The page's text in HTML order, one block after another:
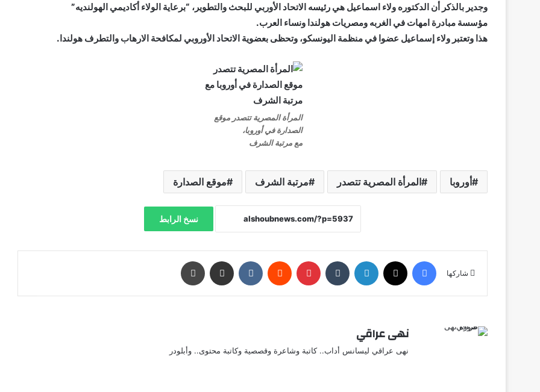
وجدير بالذكر أن الدكتوره ولاء اسماعيل هي رئيسه الاتحاد الأوربي للبحث والتطوير، “برعاية الولاء أكاديمي الهولنديه”
مؤسسة مبادرة امهات في الغربه ومصريات هولندا ونساء العرب.
هذا وتعتبر ولاء إسماعيل عضوا في منظمة اليونسكو، وتحظى بعضوية الاتحاد الأوروبي لمكافحة الارهاب والتطرف هولندا.
المرأة المصرية تتصدر موقع
الصدارة في أوروبا،
مع مرتبة الشرف
أوروبا المرأة المصرية تتصدر مرتبة الشرف موقع الصدارة
نسخ الرابط
شاركها
نهى عراقي
نهى عراقي ليسانس أداب.. كاتبة وشاعرة وقصصية وكاتبة محتوى.. وأبلودر